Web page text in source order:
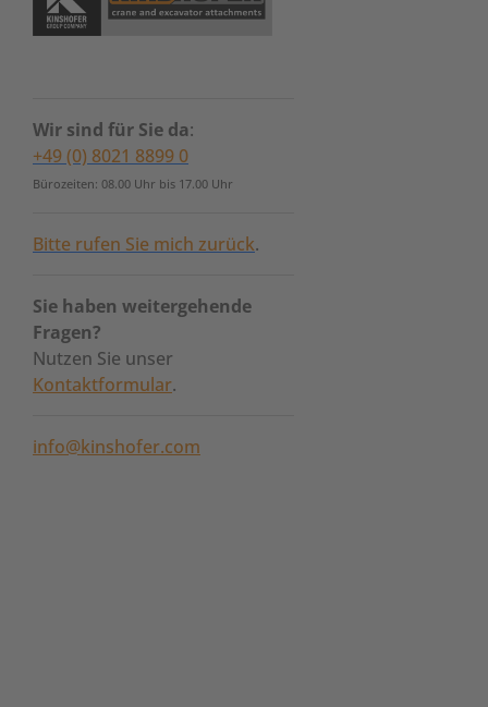
Wir sind für Sie da:
+49 (0) 8021 8899 0
Bürozeiten: 08.00 Uhr bis 17.00 Uhr
Bitte rufen Sie mich zurück.
Sie haben weitergehende
Fragen?
Nutzen Sie unser
Kontaktformular.
info@kinshofer.com